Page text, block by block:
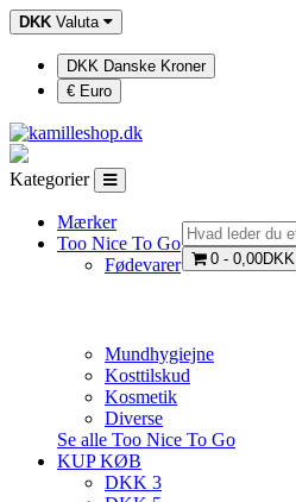
DKK Valuta
DKK Danske Kroner
€ Euro
0 - 0,00DKK
Kategorier
Mærker
Too Nice To Go
Fødevarer
Mundhygiejne
Kosttilskud
Kosmetik
Diverse
Se alle Too Nice To Go
KUP KØB
DKK 3